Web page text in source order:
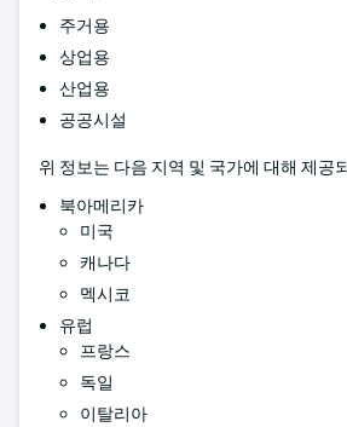
주거용
상업용
산업용
공공시설
위 정보는 다음 지역 및 국가에 대해 제공
북아메리카
미국
캐나다
멕시코
유럽
프랑스
독일
이탈리아